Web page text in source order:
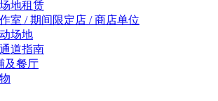
地租赁
室 / 期间限定店 / 商店单位
场地
道指南
及餐厅